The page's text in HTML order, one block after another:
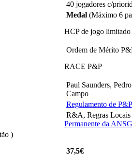
40 jogadores c/
Medal (Máximo 6
HCP de jogo limitado
Ordem de Mérito
RACE P&P
Paul Saunders,
Campo
Regulamento de
R&A, Regras
Permanente da ANSG
)
37,5€